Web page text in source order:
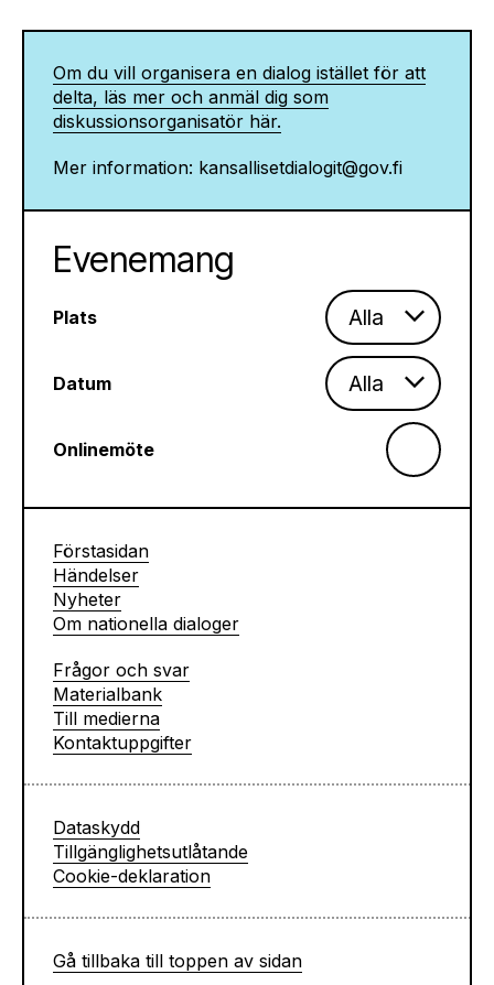
Om du vill organisera en dialog istället för att
delta, läs mer och anmäl dig som
diskussionsorganisatör här.
Mer information: kansallisetdialogit@gov.fi
Evenemang
Plats
Datum
Onlinemöte
Förstasidan
Händelser
Nyheter
Om nationella dialoger
Frågor och svar
Materialbank
Till medierna
Kontaktuppgifter
Dataskydd
Tillgänglighets­­utlåtande
Cookie-deklaration
Gå tillbaka till toppen av sidan